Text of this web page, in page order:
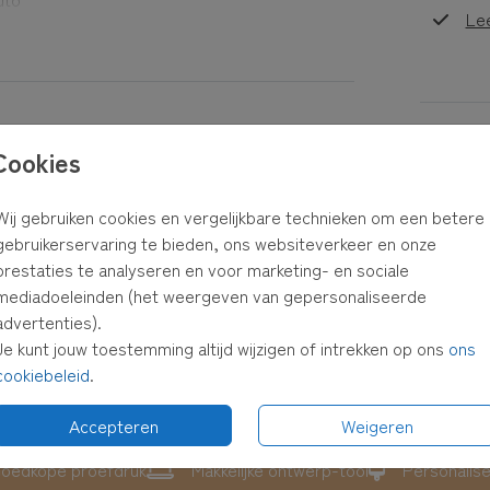
gebruiken cookies en vergelijkbare technieken om een betere
te bieden, ons websiteverkeer en onze
te analyseren en voor marketing- en sociale
(het weergeven van gepersonaliseerde
kunt jouw toestemming altijd wijzigen of intrekken op ons ons
.
Accepteren
Weigeren
of
en
in je
proefdruk Makkelijke ontwerp-tool